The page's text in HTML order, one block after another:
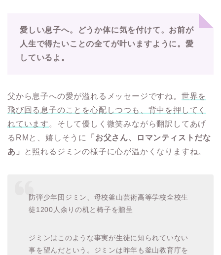
愛しい息子へ。どうか体に気を付けて。お前が
人生で得たいことの全てが叶いますように。愛
しているよ。
父から息子への愛が溢れるメッセージですね。 世界を
飛び回る息子のことを心配しつつも、背中を押してく
れています 。そして優しく微笑みながら翻訳してあげ
るRMと、嬉しそうに
「お父さん、ロマンティストだな
あ」
と照れるジミンの様子に心が温かくなりますね。
防弾少年団ジミン、母校釜山芸術高等学校全校生
徒1200人余りの机と椅子を贈呈
ジミンはこのような事実が生徒に知られていない
事を望んだという。ジミンは昨年も釜山教育庁を